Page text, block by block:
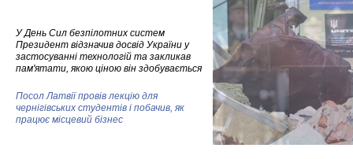
У День Сил безпілотних систем
Президент відзначив досвід України у
застосуванні технологій та закликав
пам'ятати, якою ціною він здобувається
Посол Латвії провів лекцію для
чернігівських студентів і побачив, як
працює місцевий бізнес